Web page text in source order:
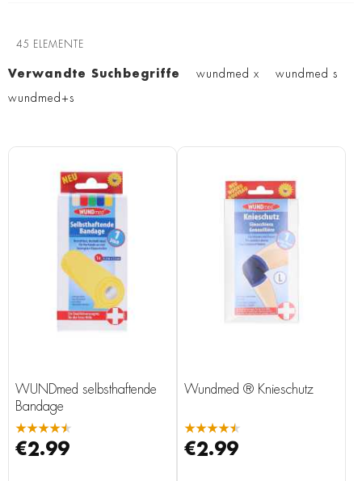
45 ELEMENTE
Verwandte Suchbegriffe wundmed x wundmed s
wundmed+s
WUNDmed selbsthaftende
Bandage
★★★★★
€2.99
Wundmed ® Knieschutz
★★★★★
€2.99